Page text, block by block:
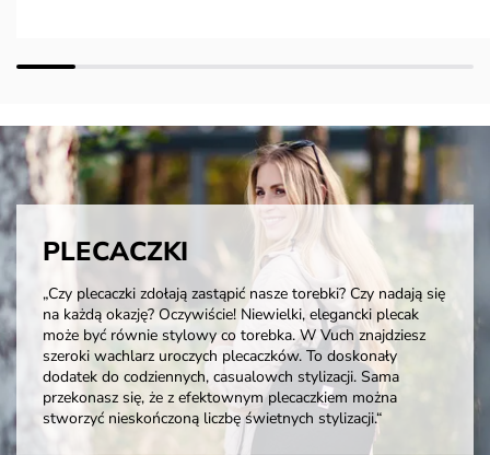
PLECACZKI
„Czy plecaczki zdołają zastąpić nasze torebki? Czy nadają się
na każdą okazję? Oczywiście! Niewielki, elegancki plecak
może być równie stylowy co torebka. W Vuch znajdziesz
szeroki wachlarz uroczych plecaczków. To doskonały
dodatek do codziennych, casualowch stylizacji. Sama
przekonasz się, że z efektownym plecaczkiem można
stworzyć nieskończoną liczbę świetnych stylizacji.“